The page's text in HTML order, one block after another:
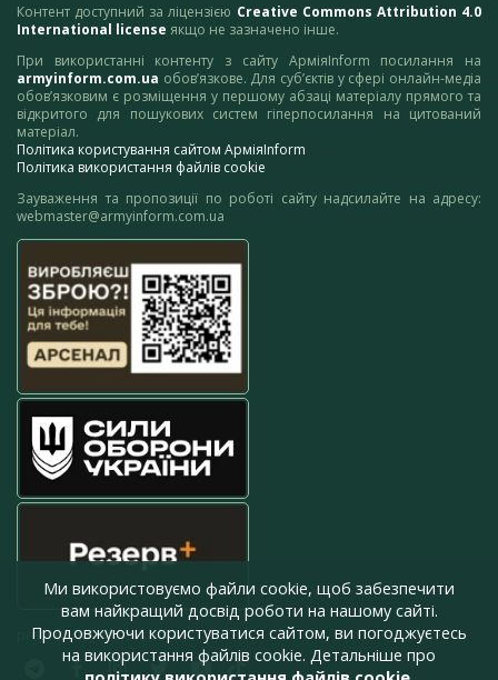
Контент доступний за ліцензією Creative Commons Attribution 4.0
International license якщо не зазначено інше.
При використанні контенту з сайту АрміяInform посилання на
armyinform.com.ua обов’язкове. Для суб’єктів у сфері онлайн-медіа
обов’язковим є розміщення у першому абзаці матеріалу прямого та
відкритого для пошукових систем гіперпосилання на цитований
матеріал.
Політика користування сайтом АрміяInform
Політика використання файлів cookie
Зауваження та пропозиції по роботі сайту надсилайте на адресу:
webmaster@armyinform.com.ua
press@armyinform.com.ua
Ми використовуємо файли cookie, щоб забезпечити
вам найкращий досвід роботи на нашому сайті.
Продовжуючи користуватися сайтом, ви погоджуєтесь
на використання файлів cookie. Детальніше про